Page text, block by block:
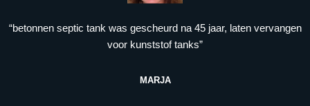
“betonnen septic tank was gescheurd na 45 jaar, laten vervangen
voor kunststof tanks”
MARJA